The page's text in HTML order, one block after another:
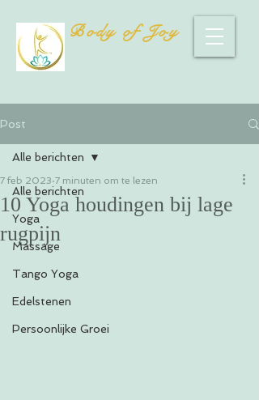
Body of Joy
Post
Alle berichten
Yoga
Massage
Tango Yoga
Edelstenen
Persoonlijke Groei
Alle berichten
10 Yoga houdingen bij lage
rugpijn
7 feb 2023 7 minuten om te lezen